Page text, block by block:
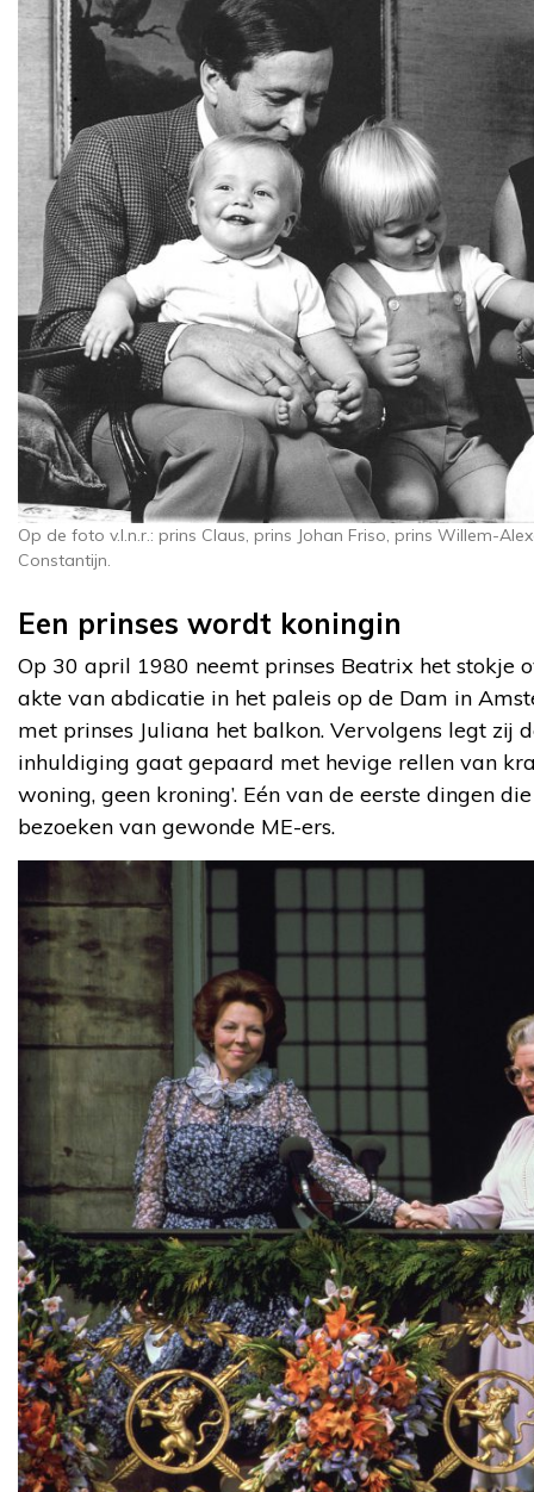
Op de foto v.l.n.r.: prins Claus, prins Johan Friso, prins Willem-
Constantijn.
Een prinses wordt koningin
Op 30 april 1980 neemt prinses Beatrix het stokje
akte van abdicatie in het paleis op de Dam in
met prinses Juliana het balkon. Vervolgens legt zij
inhuldiging gaat gepaard met hevige rellen van
woning, geen kroning’. Eén van de eerste dingen
bezoeken van gewonde ME-ers.